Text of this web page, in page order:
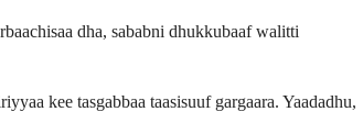
dha, sababni dhukkubaaf walitti
kee tasgabbaa taasisuuf gargaara. Yaadadhu,